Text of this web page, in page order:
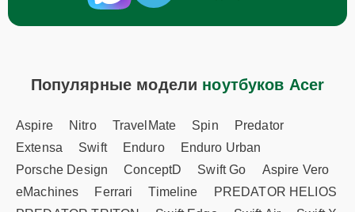
Популярные модели ноутбуков Acer
Aspire Nitro TravelMate Spin
Predator
Extensa
Swift Enduro
Enduro Urban
Porsche Design
ConceptD Swift Go
Aspire Vero
eMachines
Ferrari Timeline
PREDATOR HELIOS